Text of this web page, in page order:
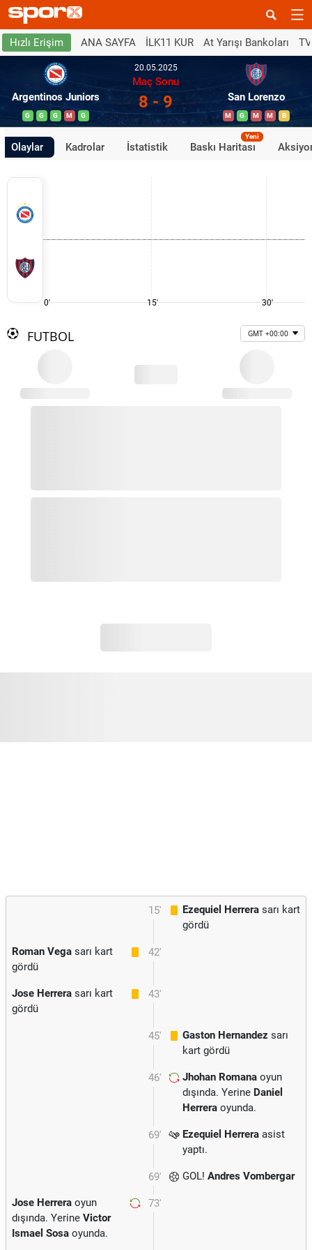
Hızlı Erişim ANA SAYFA İLK11 KUR At Yarışı Bankoları
Argentinos Juniors
G G G M G
20.05.2025
Maç Sonu
8 - 9 San Lorenzo
M G M M B
Olaylar Kadrolar İstatistik Baskı Haritası
Yeni
0' 15' 30'
FUTBOL GMT +00:00
15' Ezequiel Herrera sarı kart
gördü
42'
Roman Vega sarı kart
gördü
43'
Jose Herrera sarı kart
gördü
45' Gaston Hernandez sarı
kart gördü
46' Jhohan Romana oyun
dışında. Yerine Daniel
Herrera oyunda.
69' Ezequiel Herrera asist
yaptı.
69' GOL! Andres Vombergar
73'
Jose Herrera oyun
dışında. Yerine Victor
Ismael Sosa oyunda.